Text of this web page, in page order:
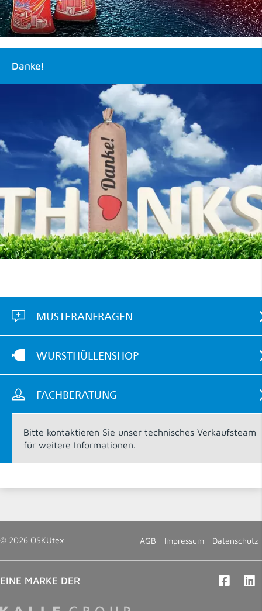
Danke!
MUSTERANFRAGEN
WURSTHÜLLENSHOP
FACHBERATUNG
Bitte kontaktieren Sie unser technisches Verkaufsteam
für weitere Informationen.
© 2026 OSKUtex AGB Impressum Datenschutz
EINE MARKE DER